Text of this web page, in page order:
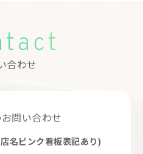
合わせ
問い合わせ
名ピンク看板表記あり)